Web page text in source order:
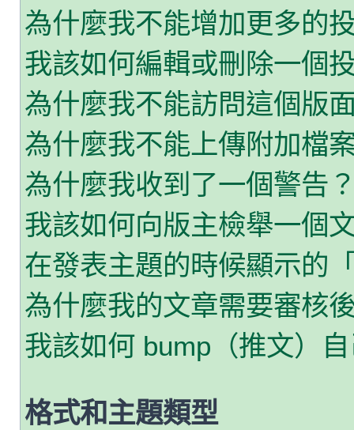
為什麼我不能增加更多的
我該如何編輯或刪除一個
為什麼我不能訪問這個版
為什麼我不能上傳附加檔
為什麼我收到了一個警告
我該如何向版主檢舉一個
在發表主題的時候顯示的
為什麼我的文章需要審核
我該如何 bump（推文）
格式和主題類型